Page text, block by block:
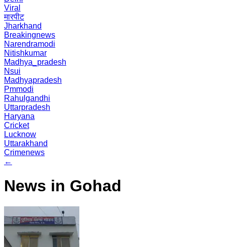
Viral
मारपीट
Jharkhand
Breakingnews
Narendramodi
Nitishkumar
Madhya_pradesh
Nsui
Madhyapradesh
Pmmodi
Rahulgandhi
Uttarpradesh
Haryana
Cricket
Lucknow
Uttarakhand
Crimenews
←
News in Gohad